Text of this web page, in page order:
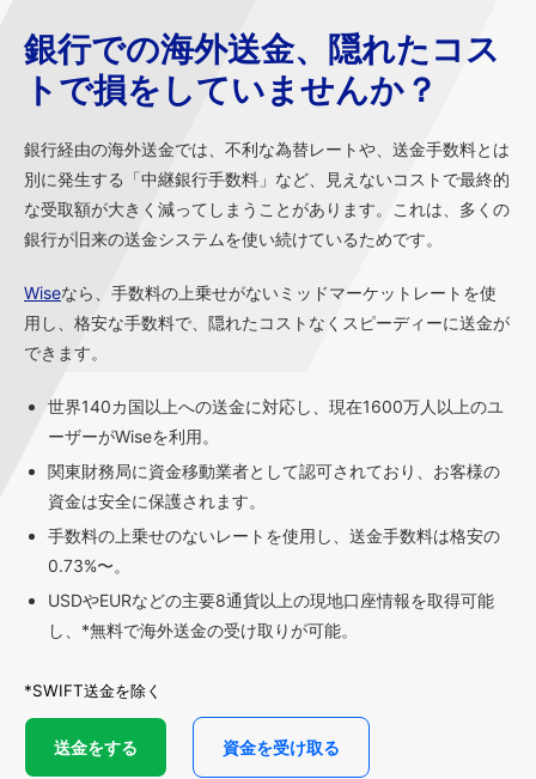
銀行での海外送金、隠れたコス
トで損をしていませんか？
銀行経由の海外送金では、不利な為替レートや、送金手数料とは
別に発生する「中継銀行手数料」など、見えないコストで最終的
な受取額が大きく減ってしまうことがあります。これは、多くの
銀行が旧来の送金システムを使い続けているためです。
Wiseなら、手数料の上乗せがないミッドマーケットレートを使
用し、格安な手数料で、隠れたコストなくスピーディーに送金が
できます。
世界140カ国以上への送金に対応し、現在1600万人以上のユ
ーザーがWiseを利用。
関東財務局に資金移動業者として認可されており、お客様の
資金は安全に保護されます。
手数料の上乗せのないレートを使用し、送金手数料は格安の
0.73%〜。
USDやEURなどの主要8通貨以上の現地口座情報を取得可能
し、*無料で海外送金の受け取りが可能。
*SWIFT送金を除く
送金をする 資金を受け取る